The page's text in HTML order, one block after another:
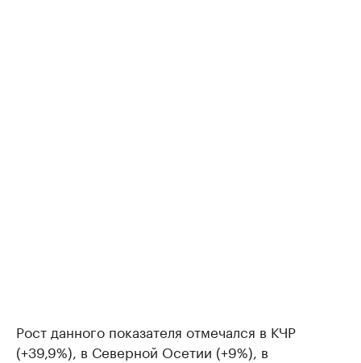
Рост данного показателя отмечался в КЧР
(+39,9%), в Северной Осетии (+9%), в